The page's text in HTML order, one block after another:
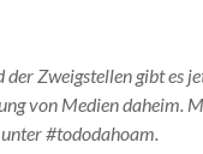
Zweigstellen gibt es
von Medien daheim.
#tododahoam.